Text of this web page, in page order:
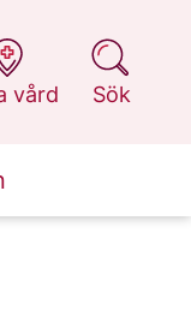
vård
Sök
på 1177.se